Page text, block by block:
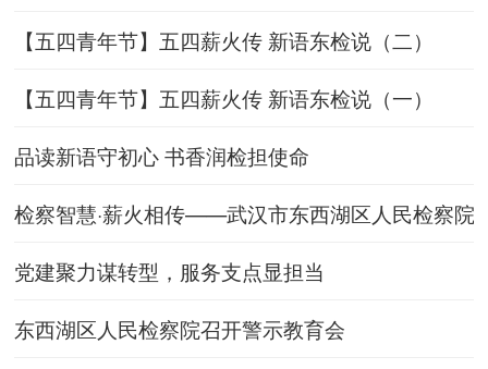
【五四青年节】五四薪火传 新语东检说（二）
【五四青年节】五四薪火传 新语东检说（一）
品读新语守初心 书香润检担使命
检察智慧·薪火相传——武汉市东西湖区人民检察院
党建聚力谋转型，服务支点显担当
东西湖区人民检察院召开警示教育会